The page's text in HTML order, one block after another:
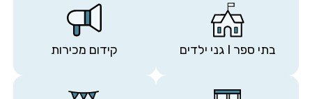
בתי ספר I גני ילדים קידום מכירות